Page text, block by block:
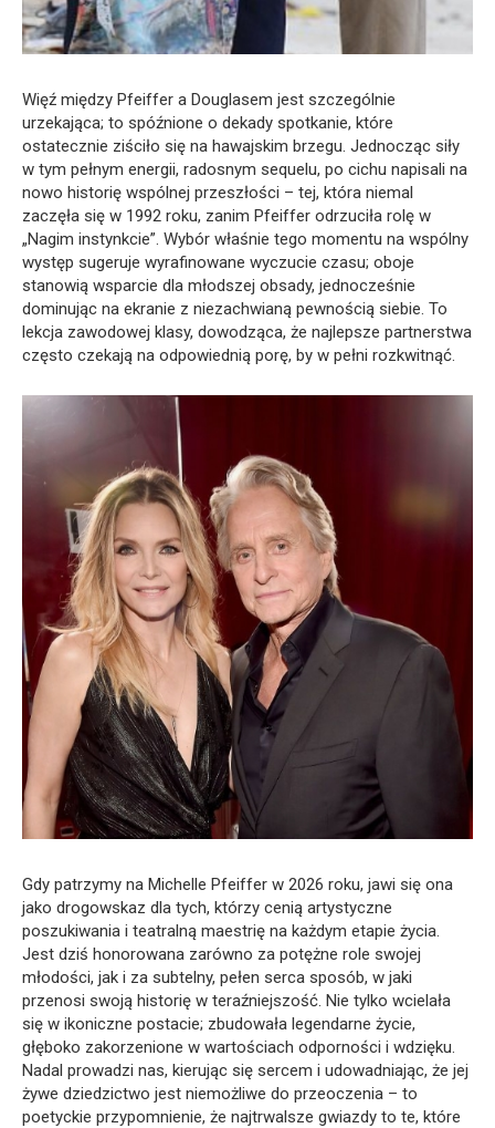
Więź między Pfeiffer a Douglasem jest szczególnie
urzekająca; to spóźnione o dekady spotkanie, które
ostatecznie ziściło się na hawajskim brzegu. Jednocząc siły
w tym pełnym energii, radosnym sequelu, po cichu napisali na
nowo historię wspólnej przeszłości – tej, która niemal
zaczęła się w 1992 roku, zanim Pfeiffer odrzuciła rolę w
„Nagim instynkcie”. Wybór właśnie tego momentu na wspólny
występ sugeruje wyrafinowane wyczucie czasu; oboje
stanowią wsparcie dla młodszej obsady, jednocześnie
dominując na ekranie z niezachwianą pewnością siebie. To
lekcja zawodowej klasy, dowodząca, że najlepsze partnerstwa
często czekają na odpowiednią porę, by w pełni rozkwitnąć.
Gdy patrzymy na Michelle Pfeiffer w 2026 roku, jawi się ona
jako drogowskaz dla tych, którzy cenią artystyczne
poszukiwania i teatralną maestrię na każdym etapie życia.
Jest dziś honorowana zarówno za potężne role swojej
młodości, jak i za subtelny, pełen serca sposób, w jaki
przenosi swoją historię w teraźniejszość. Nie tylko wcielała
się w ikoniczne postacie; zbudowała legendarne życie,
głęboko zakorzenione w wartościach odporności i wdzięku.
Nadal prowadzi nas, kierując się sercem i udowadniając, że jej
żywe dziedzictwo jest niemożliwe do przeoczenia – to
poetyckie przypomnienie, że najtrwalsze gwiazdy to te, które